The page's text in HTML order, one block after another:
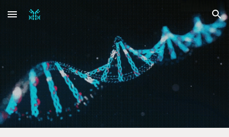
Skip to main content Skip to navigation